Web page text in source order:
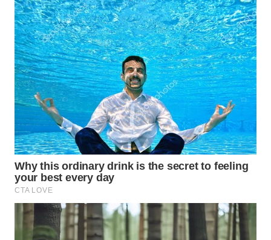
WAHANA
NEWS
WAHANA
TANI
WAHANA
ADVOKAT
WAHANA
INFRASTRUKTUR
WAHANA
KONSUMEN
WAHANA